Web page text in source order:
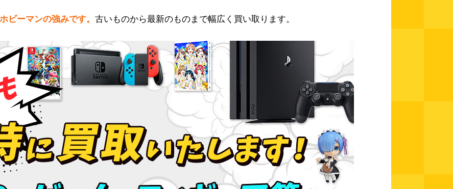
ビーマンの強みです。 古いものから最新のものまで幅広く買い取ります。